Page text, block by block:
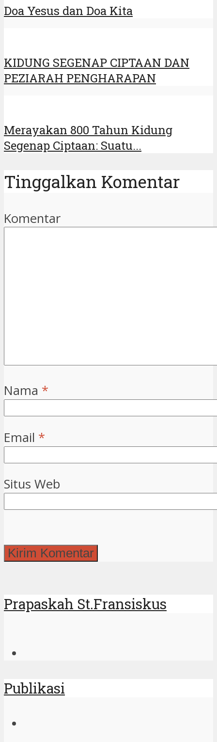
Doa Yesus dan Doa Kita
KIDUNG SEGENAP CIPTAAN DAN
PEZIARAH PENGHARAPAN
Merayakan 800 Tahun Kidung
Segenap Ciptaan: Suatu...
Tinggalkan Komentar
Komentar
Nama *
Email *
Situs Web
Prapaskah St.Fransiskus
Publikasi